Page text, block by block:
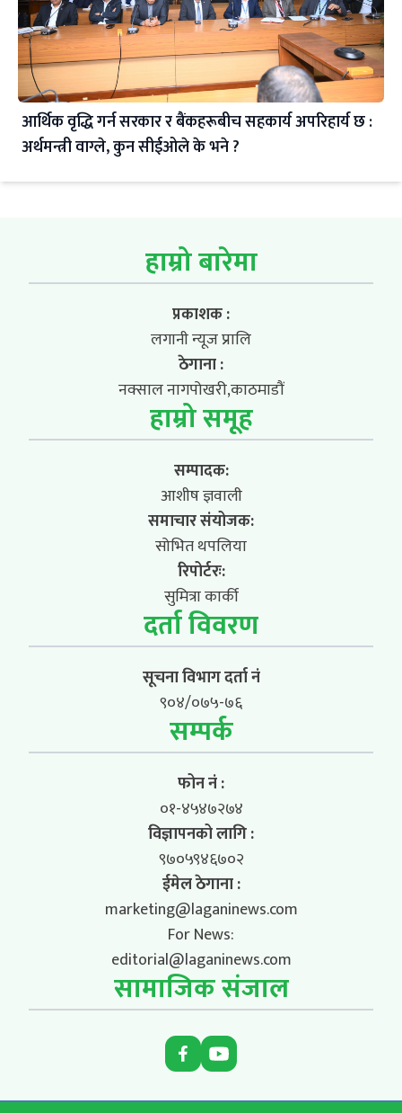
आर्थिक वृद्धि गर्न सरकार र बैंकहरूबीच सहकार्य अपरिहार्य छ :
अर्थमन्त्री वाग्ले, कुन सीईओले के भने ?
हाम्रो बारेमा
प्रकाशक :
लगानी न्यूज प्रालि
ठेगाना :
नक्साल नागपोखरी,काठमाडौं
हाम्रो समूह
सम्पादक:
आशीष ज्ञवाली
समाचार संयोजक:
सोभित थपलिया
रिपोर्टरः:
सुमित्रा कार्की
दर्ता विवरण
सूचना विभाग दर्ता नं
९०४/०७५-७६
सम्पर्क
फोन नं :
०१-४५४७२७४
विज्ञापनको लागि :
९७०५९४६७०२
ईमेल ठेगाना :
marketing@laganinews.com
For News:
editorial@laganinews.com
सामाजिक संजाल